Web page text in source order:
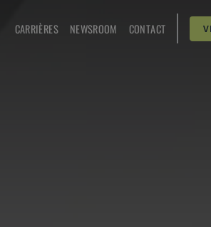
CARRIÈRES NEWSROOM CONTACT